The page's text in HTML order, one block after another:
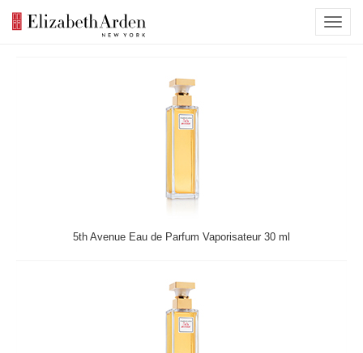
5th Avenue Eau de Parfum Vaporisateur 30 ml